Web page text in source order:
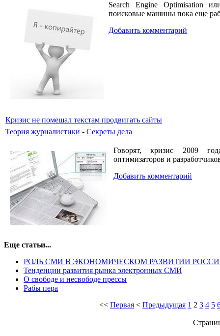
Search Engine Optimisation
поисковые машины пока еще
Добавить комментарий
Кризис не помешал текстам продвигать сайты
Теория журналистики - Секреты дела
Говорят, кризис 2009
оптимизаторов и
Добавить комментарий
Еще статьи...
РОЛЬ СМИ В ЭКОНОМИЧЕСКОМ РАЗВИТИИ
Тенденции развития рынка электронных СМИ
О свободе и несвободе прессы
Рабы пера
<< Первая < Предыдущая 1 2 3 4 5